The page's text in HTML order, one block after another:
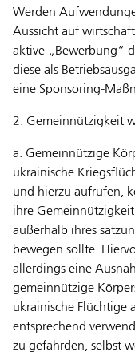
Werden
Aussicht auf
aktive „Bewerbung“
diese als
eine Sponsoring-
2. Gemeinnützigkeit
a. Gemeinnützige
ukrainische
und hierzu aufrufen,
ihre
außerhalb ihres
bewegen sollte.
allerdings eine
gemeinnützige
ukrainische Flüchtige
entsprechend
zu gefährden, selbst